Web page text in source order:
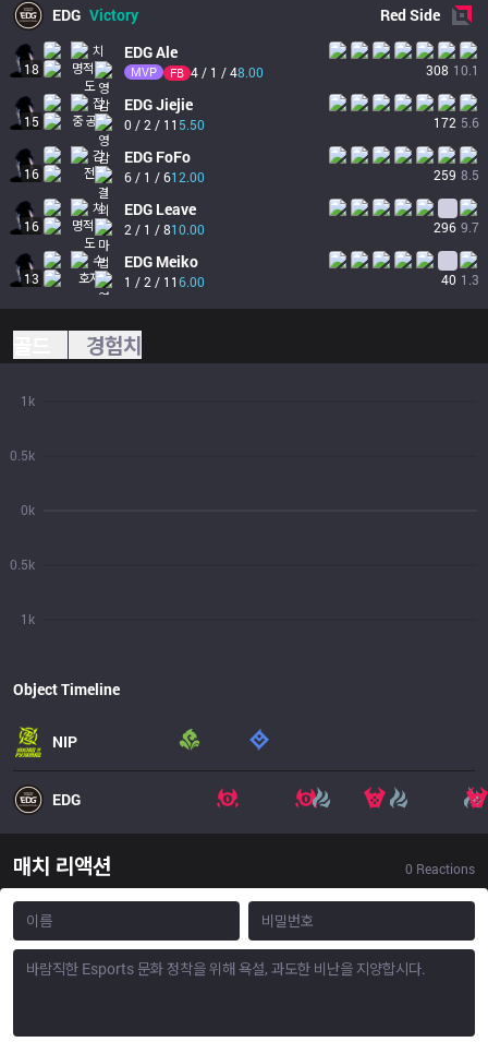
EDG Victory RedSide
18
EDGAle
MVP FB 4 / 1 / 48.00 308 10.1
15
EDGJiejie
0 / 2 / 11 5.50 172 5.6
16
EDG FoFo
6 / 1 / 612.00 259 8.5
16
EDG Leave
2 / 1 / 810.00 296 9.7
13
EDG Meiko
1 / 2 / 116.00 40 1.3
경험치
1k
0.5k
0k
0.5k
1k
Object Timeline
NIP
EDG
매치 리액션 0 Reactions